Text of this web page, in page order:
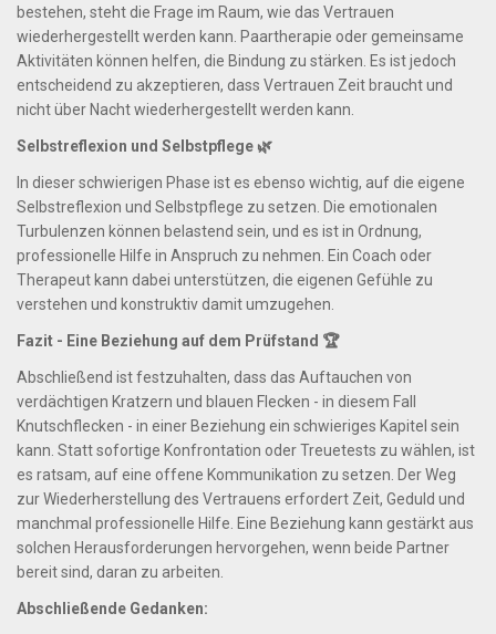
bestehen, steht die Frage im Raum, wie das Vertrauen
wiederhergestellt werden kann. Paartherapie oder gemeinsame
Aktivitäten können helfen, die Bindung zu stärken. Es ist jedoch
entscheidend zu akzeptieren, dass Vertrauen Zeit braucht und
nicht über Nacht wiederhergestellt werden kann.
Selbstreflexion und Selbstpflege 🌿
In dieser schwierigen Phase ist es ebenso wichtig, auf die eigene
Selbstreflexion und Selbstpflege zu setzen. Die emotionalen
Turbulenzen können belastend sein, und es ist in Ordnung,
professionelle Hilfe in Anspruch zu nehmen. Ein Coach oder
Therapeut kann dabei unterstützen, die eigenen Gefühle zu
verstehen und konstruktiv damit umzugehen.
Fazit - Eine Beziehung auf dem Prüfstand 🏆
Abschließend ist festzuhalten, dass das Auftauchen von
verdächtigen Kratzern und blauen Flecken - in diesem Fall
Knutschflecken - in einer Beziehung ein schwieriges Kapitel sein
kann. Statt sofortige Konfrontation oder Treuetests zu wählen, ist
es ratsam, auf eine offene Kommunikation zu setzen. Der Weg
zur Wiederherstellung des Vertrauens erfordert Zeit, Geduld und
manchmal professionelle Hilfe. Eine Beziehung kann gestärkt aus
solchen Herausforderungen hervorgehen, wenn beide Partner
bereit sind, daran zu arbeiten.
Abschließende Gedanken: